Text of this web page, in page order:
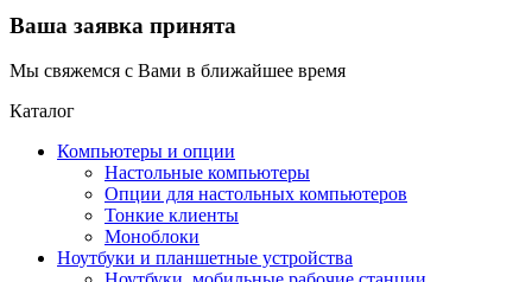
Ваша заявка принята
Мы свяжемся с Вами в ближайшее время
Каталог
Компьютеры и опции
Настольные компьютеры
Опции для настольных компьютеров
Тонкие клиенты
Моноблоки
Ноутбуки и планшетные устройства